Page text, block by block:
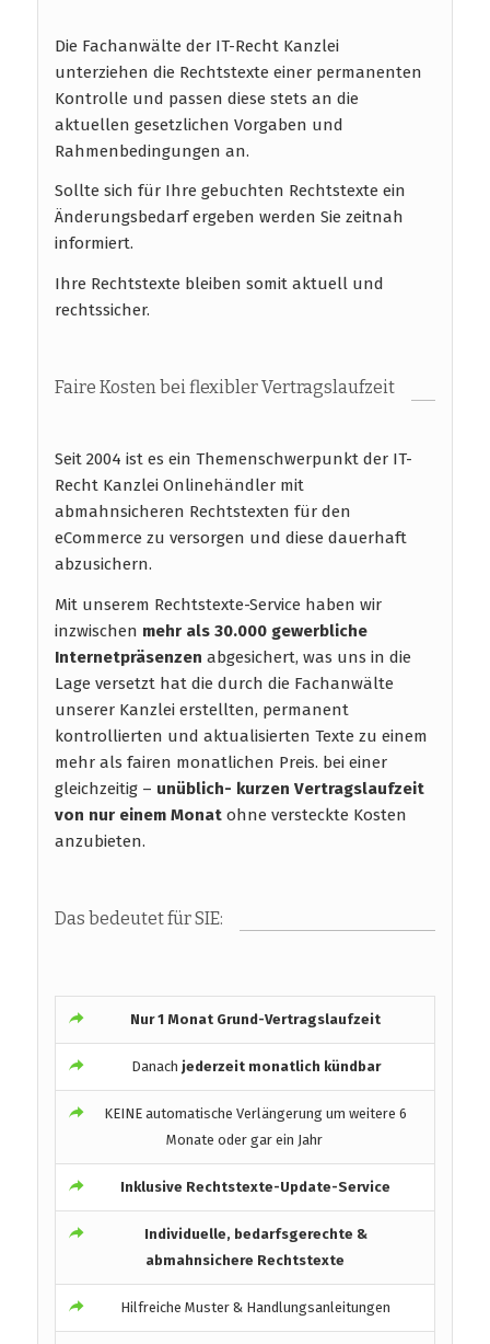
Die Fachanwälte der IT-Recht Kanzlei
unterziehen die Rechtstexte einer permanenten
Kontrolle und passen diese stets an die
aktuellen gesetzlichen Vorgaben und
Rahmenbedingungen an.
Sollte sich für Ihre gebuchten Rechtstexte ein
Änderungsbedarf ergeben werden Sie zeitnah
informiert.
Ihre Rechtstexte bleiben somit aktuell und
rechtssicher.
Faire Kosten bei flexibler Vertragslaufzeit
Seit 2004 ist es ein Themenschwerpunkt der IT-
Recht Kanzlei Onlinehändler mit
abmahnsicheren Rechtstexten für den
eCommerce zu versorgen und diese dauerhaft
abzusichern.
Mit unserem Rechtstexte-Service haben wir
inzwischen mehr als 30.000 gewerbliche
Internetpräsenzen abgesichert, was uns in die
Lage versetzt hat die durch die Fachanwälte
unserer Kanzlei erstellten, permanent
kontrollierten und aktualisierten Texte zu einem
mehr als fairen monatlichen Preis. bei einer
gleichzeitig – unüblich- kurzen Vertragslaufzeit
von nur einem Monat ohne versteckte Kosten
anzubieten.
Das bedeutet für SIE:
Nur 1 Monat Grund-Vertragslaufzeit
Danach jederzeit monatlich kündbar
KEINE automatische Verlängerung um weitere 6
Monate oder gar ein Jahr
Inklusive Rechtstexte-Update-Service
Individuelle, bedarfsgerechte &
abmahnsichere Rechtstexte
Hilfreiche Muster & Handlungsanleitungen